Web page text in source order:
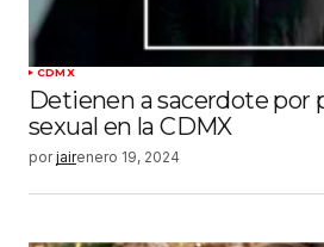
CDMX
Detienen a sacerdote por
sexual en la CDMX
por jairenero 19, 2024